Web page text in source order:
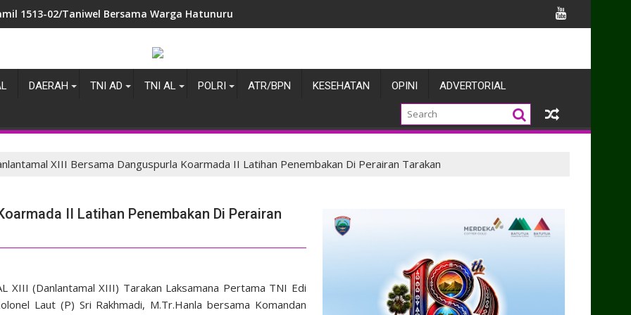
Waesala Berikan Motivasi dan Sosialisasi Rekrutmen TNI kepada Warga Binaan
DAERAH TNI AD TNI AL POLRI ATR/BPN KESEHATAN OPINI ADVERTORIAL
XIII Bersama Danguspurla Koarmada II Latihan Penembakan Di Perairan Tarakan
II Latihan Penembakan Di Perairan
XIII (Danlantamal XIII) Tarakan Laksamana Pertama TNI Edi
Laut (P) Sri Rakhmadi, M.Tr.Hanla bersama Komandan